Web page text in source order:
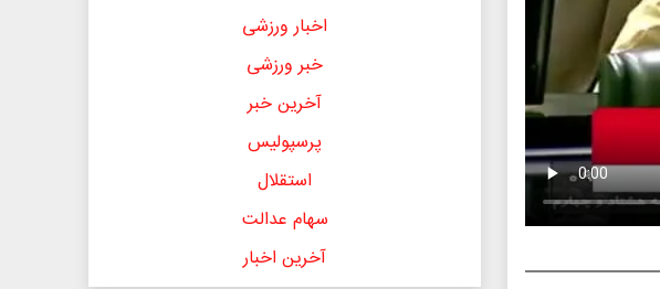
اخبار ورزشی
خبر ورزشی
آخرین خبر
پرسپولیس
استقلال
سهام عدالت
آخرین اخبار